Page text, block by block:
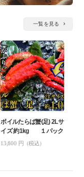
一覧を見る
ボイルたらば蟹(足) 2Lサ
イズ 約1kg １パック
13,800 円（税込）